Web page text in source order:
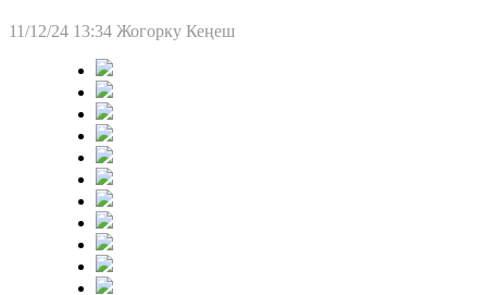
11/12/24 13:34 Жогорку Кеңеш